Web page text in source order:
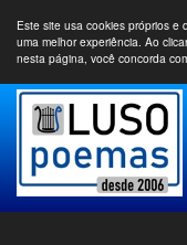
Este site usa cookies próprios e
uma melhor experiência. Ao
nesta página, você concorda